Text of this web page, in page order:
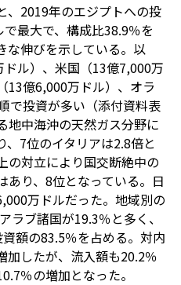
、2019年のエジプトへの投
最大で、構成比38.9％を
な伸びを示している。以
ル）、米国（13億7,000万
13億6,000万ドル）、オラ
で投資が多い（添付資料表
地中海沖の天然ガス分野に
7位のイタリアは2.8倍と
の対立により国交断絶中の
あり、8位となっている。日
万ドルだった。地域別の
ラブ諸国が19.3％と多く、
額の83.5％を占める。対内
加したが、流入額も20.2％
％の増加となった。